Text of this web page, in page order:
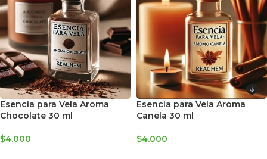
Esencia para Vela Aroma
Chocolate 30 ml
$4.000
Esencia para Vela Aroma
Canela 30 ml
$4.000